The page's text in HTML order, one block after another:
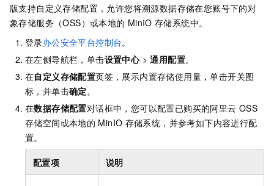
版支持自定义存储配置，允许您将溯源数据存储在您账号下的对
象存储服务（OSS）或本地的 MinIO 存储系统中。
登录办公安全平台控制台。
在左侧导航栏，单击设置中心>通用配置。
在自定义存储配置页签，展示内置存储使用量，单击开关图
标，并单击确定 。
在数据存储配置对话框中，您可以配置已购买的阿里云 OSS
存储空间或本地的 MinIO 存储系统，并参考如下内容进行配
置。
配置项 说明